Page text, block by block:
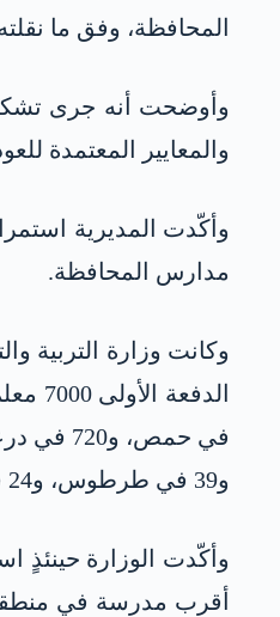
المحافظة، وفق ما
وأوضحت أنه جرى
والمعايير المعتمدة
وأكّدت المديرية
مدارس المحافظة.
و39 في طرطوس، و24 في السويداء.
وأكّدت الوزارة حينئذٍ
أقرب مدرسة في